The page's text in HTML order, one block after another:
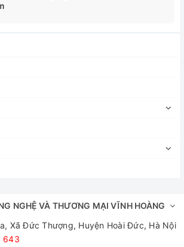
NGHỆ VÀ THƯƠNG MẠI VĨNH HOÀNG
Xã Đức Thượng, Huyện Hoài Đức, Hà Nội
643